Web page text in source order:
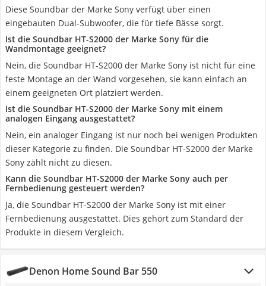
Diese Soundbar der Marke Sony verfügt über einen
eingebauten Dual-Subwoofer, die für tiefe Bässe sorgt.
Ist die Soundbar HT-S2000 der Marke Sony für die
Wandmontage geeignet?
Nein, die Soundbar HT-S2000 der Marke Sony ist nicht für eine
feste Montage an der Wand vorgesehen, sie kann einfach an
einem geeigneten Ort platziert werden.
Ist die Soundbar HT-S2000 der Marke Sony mit einem
analogen Eingang ausgestattet?
Nein, ein analoger Eingang ist nur noch bei wenigen Produkten
dieser Kategorie zu finden. Die Soundbar HT-S2000 der Marke
Sony zählt nicht zu diesen.
Kann die Soundbar HT-S2000 der Marke Sony auch per
Fernbedienung gesteuert werden?
Ja, die Soundbar HT-S2000 der Marke Sony ist mit einer
Fernbedienung ausgestattet. Dies gehört zum Standard der
Produkte in diesem Vergleich.
Denon Home Sound Bar 550